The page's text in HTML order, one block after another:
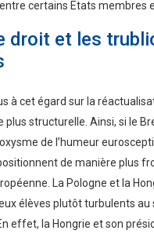
certains Etats membres et
droit et les
à cet égard sur la
structurelle. Ainsi, si le
de l’humeur
de manière plus
La Pologne et la
élèves plutôt turbulents au
effet, la Hongrie et son